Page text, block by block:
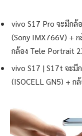
vivo S17 Pro จะมีก
(Sony IMX766V) +
กล้อง Tele Portrait
vivo S17 | S17t จะ
(ISOCELL GN5) + ก